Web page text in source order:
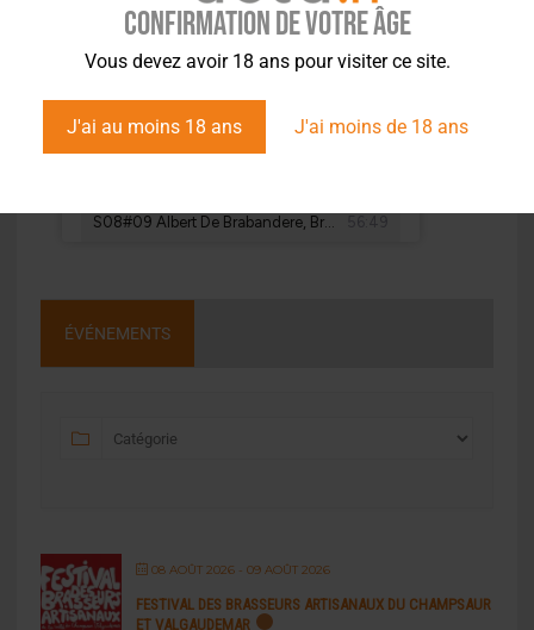
Confirmation de votre âge
Vous devez avoir 18 ans pour visiter ce site.
J'ai au moins 18 ans J'ai moins de 18 ans
ÉVÉNEMENTS
08 AOÛT 2026- 09 AOÛT 2026
FESTIVAL DES BRASSEURS ARTISANAUX DU CHAMPSAUR
ET VALGAUDEMAR